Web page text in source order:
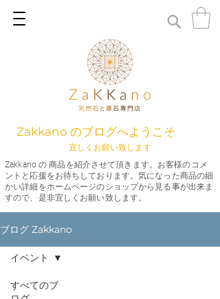
Zakkano のブログへようこそ
宜しくお願い致します
Zakkano の 商品を紹介させて頂きます。お客様のコメ
ントと応援をお待ちしております。気になった商品の細
かい詳細をホームページのショップから見る事が出来ま
すので、是非宜しくお願い致します。
ブログ Zakkano
すべてのブ
イベント